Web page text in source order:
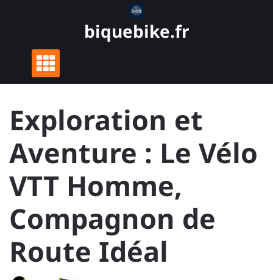
biquebike.fr
Exploration et
Aventure : Le Vélo
VTT Homme,
Compagnon de
Route Idéal